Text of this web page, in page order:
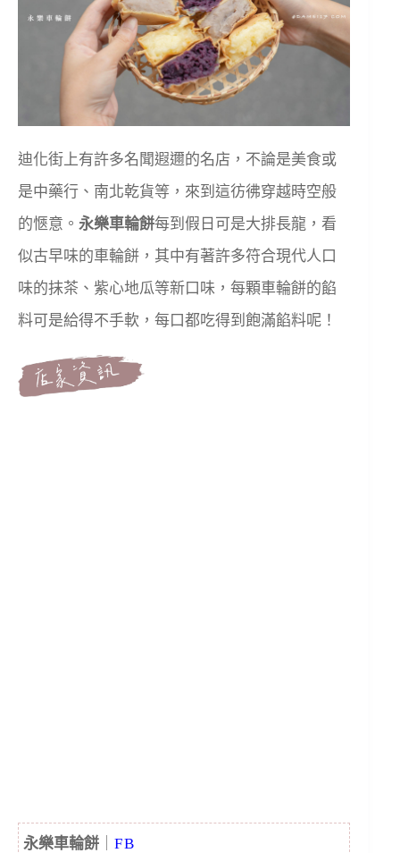
迪化街上有許多名聞遐邇的名店，不論是美食或
是中藥行、南北乾貨等，來到這彷彿穿越時空般
的愜意。 永樂車輪餅每到假日可是大排長龍，看
似古早味的車輪餅，其中有著許多符合現代人口
味的抹茶、紫心地瓜等新口味，每顆車輪餅的餡
料可是給得不手軟，每口都吃得到飽滿餡料呢！
永樂車輪餅
FB